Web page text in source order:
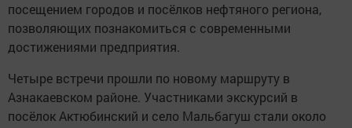
посещением городов и посёлков нефтяного региона,
позволяющих познакомиться с современными
достижениями предприятия.
Четыре встречи прошли по новому маршруту в
Азнакаевском районе. Участниками экскурсий в
посёлок Актюбинский и село Мальбагуш стали около